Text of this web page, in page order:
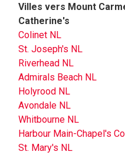
Villes vers Mount
Catherine's
Colinet NL
St. Joseph's NL
Riverhead NL
Admirals Beach NL
Holyrood NL
Avondale NL
Whitbourne NL
Harbour Main-Chapel's
St. Mary's NL